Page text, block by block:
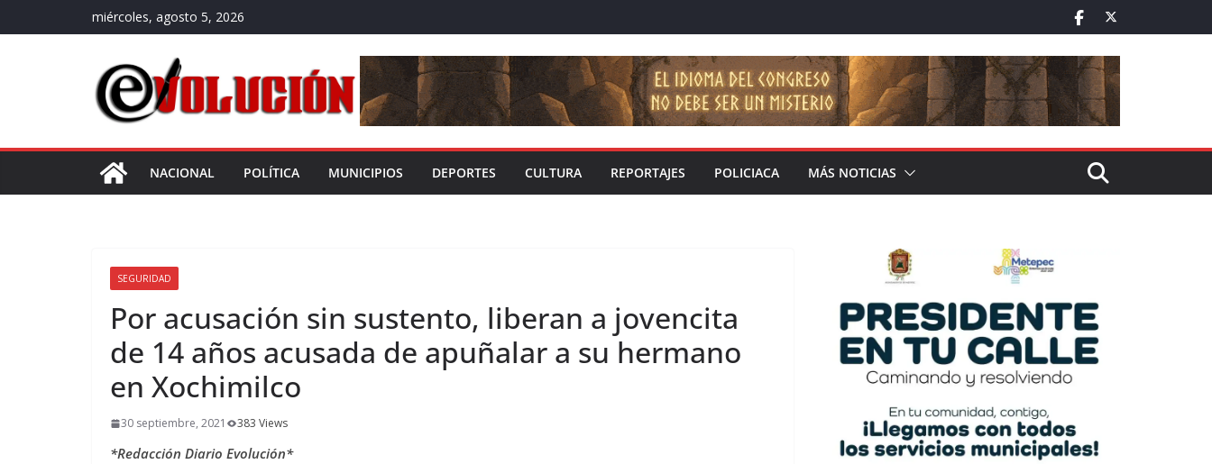
al
miércoles, agosto 5, 2026
NACIONAL POLÍTICA MUNICIPIOS DEPORTES CULTURA REPORTAJES POLICIACA MÁS NOTICIAS
SEGURIDAD
Por acusación sin sustento, liberan a jovencita
de 14 años acusada de apuñalar a su hermano
en Xochimilco
30 septiembre, 2021 383 Views
*Redacción Diario Evolución*